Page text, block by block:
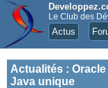
Le Club des
Actus
Actualités :
Java unique